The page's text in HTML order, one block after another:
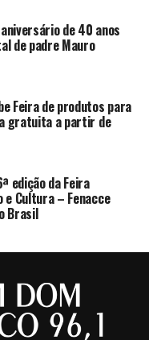
de 40 anos
de padre Mauro
Feira de produtos para
gratuita a partir de
edição da Feira
e Cultura – Fenacce
Brasil